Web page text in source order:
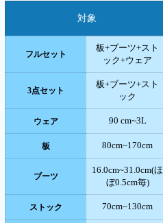
対象
フルセット
板+ブーツ+スト
ック+ウェア
3点セット
板+ブーツ+スト
ック
ウェア 90 cm~3L
板 80cm~170cm
ブーツ
16.0cm~31.0cm(ほ
ぼ0.5cm毎)
ストック 70cm~130cm